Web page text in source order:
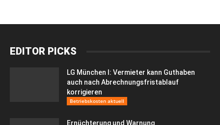
EDITOR PICKS
LG München I: Vermieter kann Guthaben
auch nach Abrechnungsfristablauf
korrigieren
Betriebskosten aktuell
Ernüchterung und Warnung